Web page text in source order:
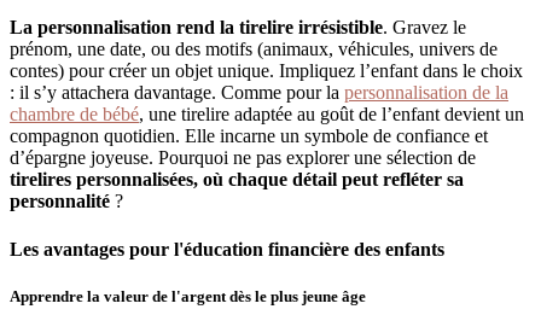
La personnalisation rend la tirelire irrésistible. Gravez le
prénom, une date, ou des motifs (animaux, véhicules, univers de
contes) pour créer un objet unique. Impliquez l’enfant dans le choix
: il s’y attachera davantage. Comme pour la personnalisation de la
chambre de bébé, une tirelire adaptée au goût de l’enfant devient un
compagnon quotidien. Elle incarne un symbole de confiance et
d’épargne joyeuse. Pourquoi ne pas explorer une sélection de
tirelires personnalisées, où chaque détail peut refléter sa
personnalité ?
Les avantages pour l'éducation financière des enfants
Apprendre la valeur de l'argent dès le plus jeune âge